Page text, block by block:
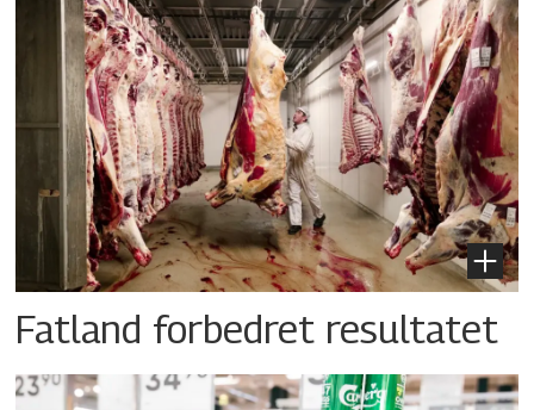
Fatland forbedret resultatet